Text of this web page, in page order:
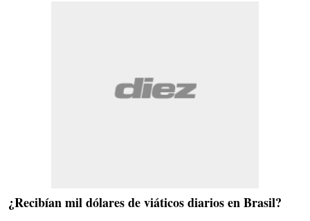
¿Recibían mil dólares de viáticos diarios en Brasil?